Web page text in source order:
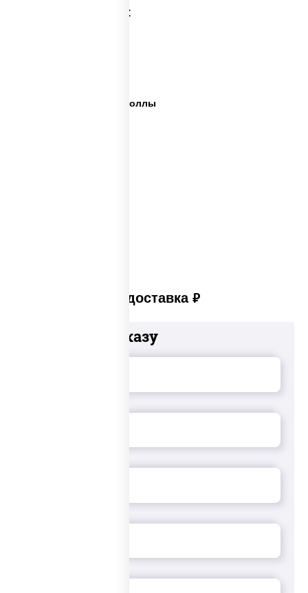
Категории товара:
Пицца суши вок сеты роллы
Платная доставка руб
Добавьте к заказу